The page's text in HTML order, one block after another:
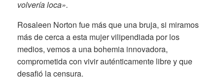
volvería loca».
Rosaleen Norton fue más que una bruja, si miramos
más de cerca a esta mujer vilipendiada por los
medios, vemos a una bohemia innovadora,
comprometida con vivir auténticamente libre y que
desafió la censura.